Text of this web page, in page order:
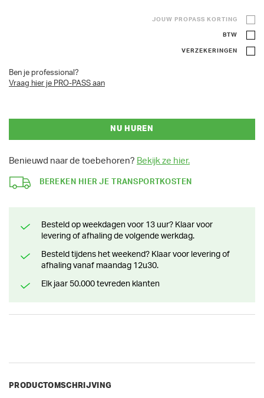
JOUW PROPASS KORTING
BTW
VERZEKERINGEN
Ben je professional?
Vraag hier je PRO-PASS aan
NU HUREN
Benieuwd naar de toebehoren? Bekijk ze hier.
BEREKEN HIER JE TRANSPORTKOSTEN
Besteld op weekdagen voor 13 uur? Klaar voor
levering of afhaling de volgende werkdag.
Besteld tijdens het weekend? Klaar voor levering of
afhaling vanaf maandag 12u30.
Elk jaar 50.000 tevreden klanten
PRODUCTOMSCHRIJVING